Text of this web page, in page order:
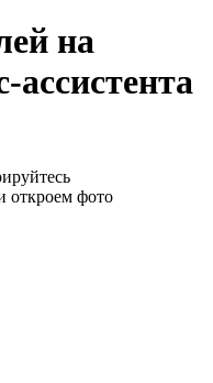
на
ассистента
откроем фото